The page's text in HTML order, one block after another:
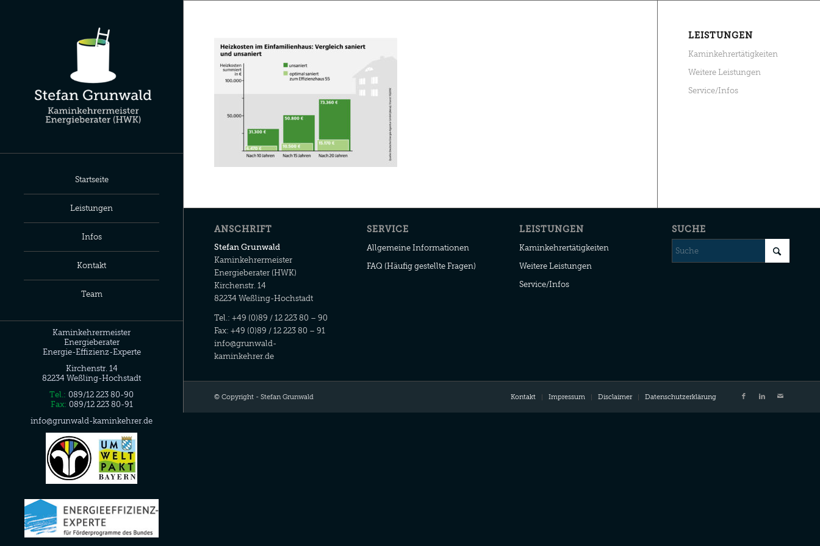
Startseite
Leistungen
Infos
Kontakt
Team
Kaminkehrermeister
Energieberater
Energie-Effizienz-Experte
Kirchenstr. 14
82234 Weßling-Hochstadt
Tel.: 089/12 223 80-90
Fax: 089/12 223 80-91
info@grunwald-kaminkehrer.de
LEISTUNGEN
Kaminkehrertätigkeiten
Weitere Leistungen
Service/Infos
ANSCHRIFT
Stefan Grunwald
Kaminkehrermeister
Energieberater (HWK)
Kirchenstr. 14
82234 Weßling-Hochstadt
Tel.: +49 (0)89 / 12 223 80 – 90
Fax: +49 (0)89 / 12 223 80 – 91
info@grunwald-
kaminkehrer.de
SERVICE
Allgemeine Informationen
FAQ (Häufig gestellte Fragen)
LEISTUNGEN
Kaminkehrertätigkeiten
Weitere Leistungen
Service/Infos
SUCHE
© Copyright - Stefan Grunwald Kontakt Impressum Disclaimer Datenschutzerklärung